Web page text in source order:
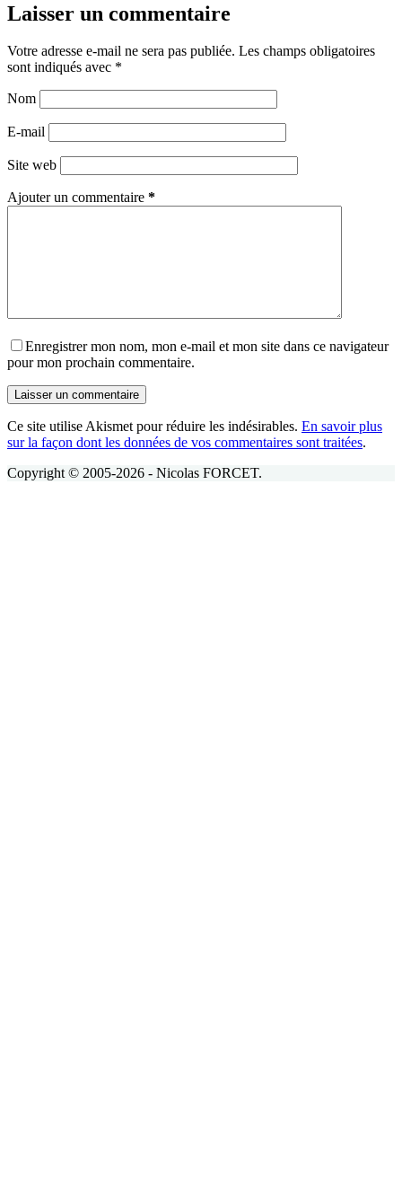
Laisser un commentaire
Votre adresse e-mail ne sera pas publiée. Les champs obligatoires
sont indiqués avec *
Nom
E-mail
Site web
Ajouter un commentaire *
Enregistrer mon nom, mon e-mail et mon site dans ce navigateur
pour mon prochain commentaire.
Laisser un commentaire
Ce site utilise Akismet pour réduire les indésirables. En savoir plus
sur la façon dont les données de vos commentaires sont traitées.
Copyright © 2005-2026 - Nicolas FORCET.